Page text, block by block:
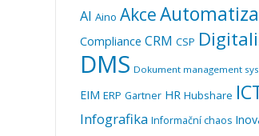
AI Aino Akce
Compliance CRM CSP
DMS Dokument management
EIM ERP Gartner HR Hubshare
Infografika Informační chaos